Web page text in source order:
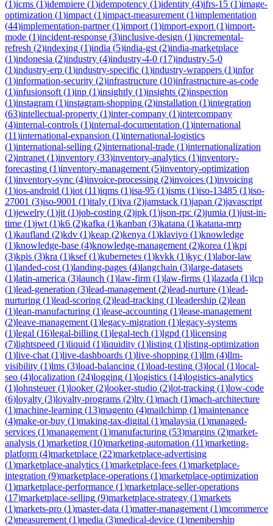
(1)icms (1)idempiere (1)idempotency (1)identity (4)ifrs-15 (1)image-
optimization (1)impact (1)impact-measurement (1)implementation
(44)implementation-partner(1)import (1)import-export (1)import-
mode (1)incident-response (3)inclusive-design (1)incremental-
refresh (2)indexing (1)india (5)india-gst (2)india-marketplace
(1)indonesia (2)industry (4)industry-4-0 (17)industry-5-0
(1)industry-erp (1)industry-specific (1)industry-wrappers (1)infor
(1)information-security (2)infrastructure (10)infrastructure-as-code
(1)infusionsoft (1)inp (1)insightly (1)insights (2)inspection
(1)instagram (1)instagram-shopping (2)installation (1)integration
(63)intellectual-property (1)inter-company (1)intercompany
(4)internal-controls (1)internal-documentation (1)international
(11)international-expansion (1)international-logistics
(1)international-selling (2)international-trade (1)internationalization
(2)intranet (1)inventory (33)inventory-analytics (1)inventory-
forecasting (1)inventory-management (5)inventory-optimization
(1)inventory-sync (4)invoice-processing (2)invoices (1)invoicing
(1)ios-android (1)iot (11)iqms (1)isa-95 (1)isms (1)iso-13485 (1)iso-
27001 (3)iso-9001 (1)italy (1)iva (2)jamstack (1)japan (2)javascript
(1)jewelry (1)jit (1)job-costing (2)jpk (1)json-rpc (2)jumia (1)just-in-
time (1)jwt (1)k6 (2)kafka (1)kanban (3)katana (1)katana-mrp
(1)kaufland (2)kdv (1)keap (2)kenya (1)klaviyo (1)knowledge
(1)knowledge-base (4)knowledge-management (2)korea (1)kpi
(3)kpis (3)kra (1)ksef(1)kubernetes (1)kvkk (1)kyc (1)labor-law
(1)landed-cost (1)landing-pages (4)langchain (3)large-datasets
(1)latin-america (3)launch (1)law-firm (1)law-firms (1)lazada (1)lcp
(1)lead-generation (3)lead-management (2)lead-nurture (1)lead-
nurturing (1)lead-scoring (2)lead-tracking (1)leadership (2)lean
(1)lean-manufacturing (1)lease-accounting (1)lease-management
(2)leave-management (1)legacy-migration (1)legacy-systems
(1)legal (16)legal-billing (1)legal-tech (1)lgpd (1)licensing
(7)lightspeed (1)liquid (1)liquidity (1)listing (1)listing-optimization
(1)live-chat (1)live-dashboards (1)live-shopping (1)llm (4)llm-
visibility (1)lms (3)load-balancing (1)load-testing (3)local (1)local-
seo (4)localization (24)logging (1)logistics (14)logistics-analytics
(1)lohnsteuer(1)looker(2)looker-studio (2)lot-tracking (1)low-code
(6)loyalty (3)loyalty-programs (2)ltv (1)mach (1)mach-architecture
(1)machine-learning (13)magento (4)mailchimp (1)maintenance
(4)make-or-buy (1)making-tax-digital (1)malaysia (1)managed-
services (1)management (1)manufacturing (53)margins (2)market-
analysis (1)marketing (10)marketing-automation (11)marketing-
platform (4)marketplace (22)marketplace-advertising
(1)marketplace-analytics (1)marketplace-fees (1)marketplace-
integration (9)marketplace-operations (1)marketplace-optimization
(1)marketplace-performance (1)marketplace-seller-operations
(17)marketplace-selling (9)marketplace-strategy (1)markets
(1)markets-pro (1)master-data (1)matter-management (1)mcommerce
(2)measurement (1)media (3)medical-device (1)membership